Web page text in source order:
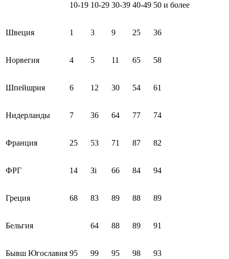
10-19 10-29 30-39 40-49 50 и более
Швеция 1 3 9 25 36
Норвегия 4 5 11 65 58
Шпейшрия 6 12 30 54 61
Нидерланды 7 36 64 77 74
Франция 25 53 71 87 82
ФРГ 14 Зі 66 84 94
Греция 68 83 89 88 89
Бельгия 64 88 89 91
Бывш Югославия 95 99 95 98 93